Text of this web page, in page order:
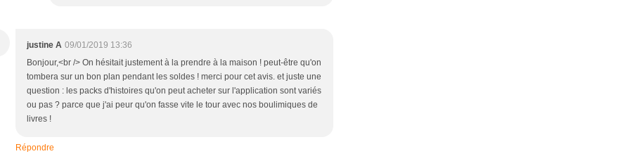
justine A 09/01/2019 13:36
Bonjour,<br /> On hésitait justement à la prendre à la maison ! peut-être qu'on
tombera sur un bon plan pendant les soldes ! merci pour cet avis. et juste une
question : les packs d'histoires qu'on peut acheter sur l'application sont variés
ou pas ? parce que j'ai peur qu'on fasse vite le tour avec nos boulimiques de
livres !
Répondre